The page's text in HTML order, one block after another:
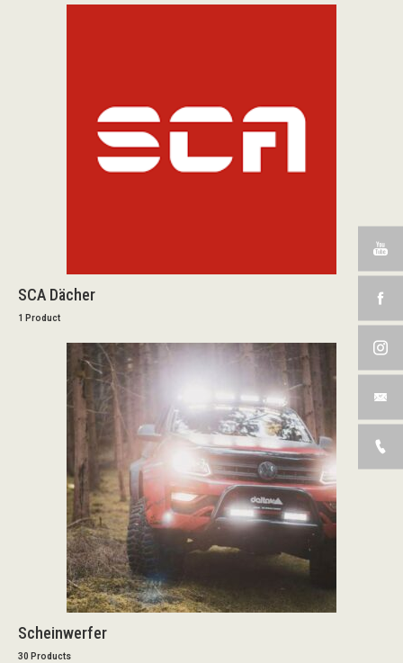
SCA Dächer
1 Product
Scheinwerfer
30 Products